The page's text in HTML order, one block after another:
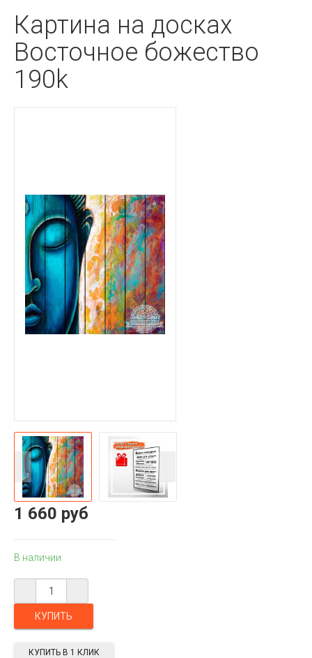
Картина на досках
Восточное божество
190k
1 660 руб
В наличии
КУПИТЬ В 1 КЛИК